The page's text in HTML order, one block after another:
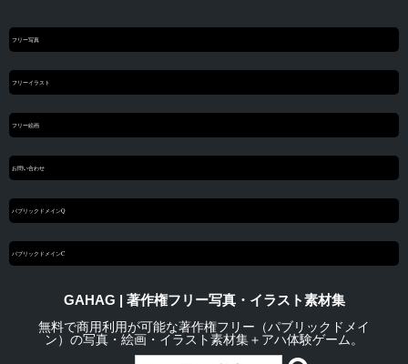
フリー写真
フリーイラスト
フリー絵画
お問い合わせ
パブリックドメインQ
パブリックドメインC
GAHAG | 著作権フリー写真・イラスト素材集
無料で商用利用が可能な著作権フリー（パブリックドメイ
ン）の写真・絵画・イラスト素材集＋アハ体験ゲーム。